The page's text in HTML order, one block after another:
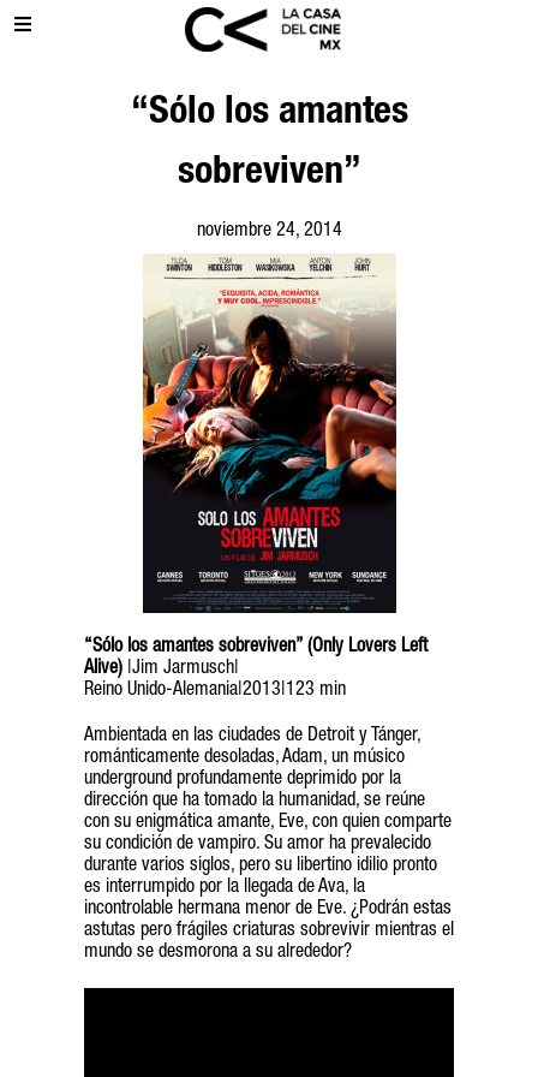
“Sólo los amantes
sobreviven”
noviembre 24, 2014
“Sólo los amantes sobreviven” (Only Lovers Left
Alive) |Jim Jarmusch|
Reino Unido-Alemania|2013|123 min
Ambientada en las ciudades de Detroit y Tánger,
románticamente desoladas, Adam, un músico
underground profundamente deprimido por la
dirección que ha tomado la humanidad, se reúne
con su enigmática amante, Eve, con quien comparte
su condición de vampiro. Su amor ha prevalecido
durante varios siglos, pero su libertino idilio pronto
es interrumpido por la llegada de Ava, la
incontrolable hermana menor de Eve. ¿Podrán estas
astutas pero frágiles criaturas sobrevivir mientras el
mundo se desmorona a su alrededor?